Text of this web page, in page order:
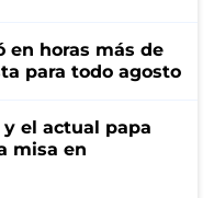
en horas más de
para todo agosto
el actual papa
misa en